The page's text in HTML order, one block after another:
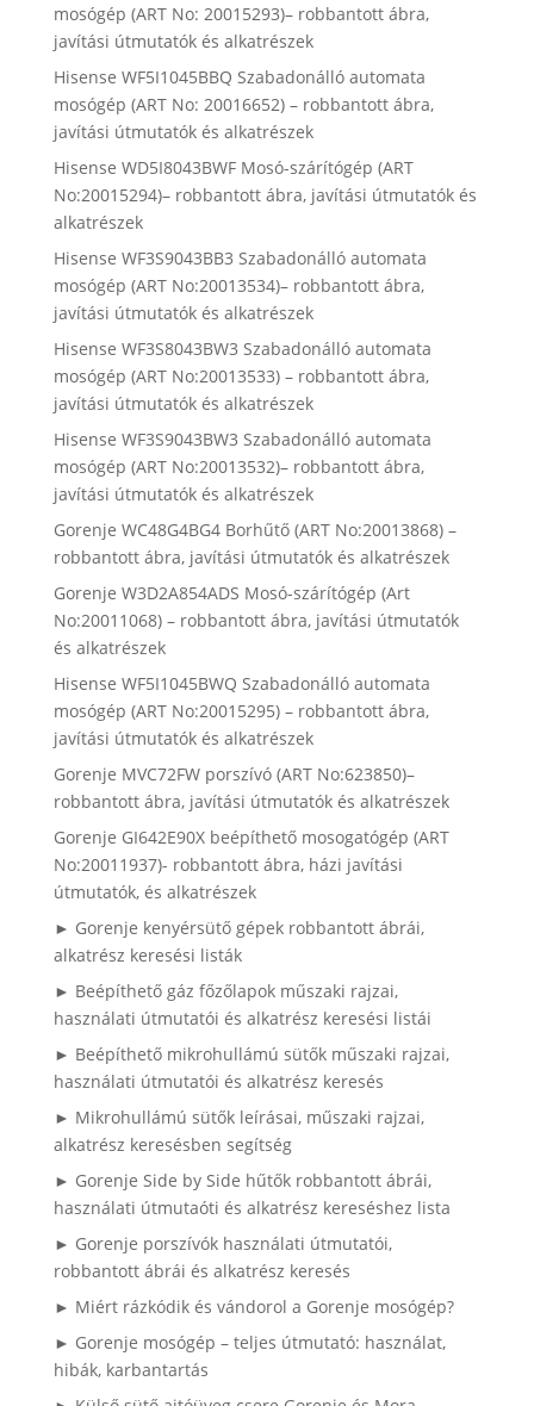
mosógép (ART No: 20015293)– robbantott ábra,
javítási útmutatók és alkatrészek
Hisense WF5I1045BBQ Szabadonálló automata
mosógép (ART No: 20016652) – robbantott ábra,
javítási útmutatók és alkatrészek
Hisense WD5I8043BWF Mosó-szárítógép (ART
No:20015294)– robbantott ábra, javítási útmutatók és
alkatrészek
Hisense WF3S9043BB3 Szabadonálló automata
mosógép (ART No:20013534)– robbantott ábra,
javítási útmutatók és alkatrészek
Hisense WF3S8043BW3 Szabadonálló automata
mosógép (ART No:20013533) – robbantott ábra,
javítási útmutatók és alkatrészek
Hisense WF3S9043BW3 Szabadonálló automata
mosógép (ART No:20013532)– robbantott ábra,
javítási útmutatók és alkatrészek
Gorenje WC48G4BG4 Borhűtő (ART No:20013868) –
robbantott ábra, javítási útmutatók és alkatrészek
Gorenje W3D2A854ADS Mosó-szárítógép (Art
No:20011068) – robbantott ábra, javítási útmutatók
és alkatrészek
Hisense WF5I1045BWQ Szabadonálló automata
mosógép (ART No:20015295) – robbantott ábra,
javítási útmutatók és alkatrészek
Gorenje MVC72FW porszívó (ART No:623850)–
robbantott ábra, javítási útmutatók és alkatrészek
Gorenje GI642E90X beépíthető mosogatógép (ART
No:20011937)- robbantott ábra, házi javítási
útmutatók, és alkatrészek
► Gorenje kenyérsütő gépek robbantott ábrái,
alkatrész keresési listák
► Beépíthető gáz főzőlapok műszaki rajzai,
használati útmutatói és alkatrész keresési listái
► Beépíthető mikrohullámú sütők műszaki rajzai,
használati útmutatói és alkatrész keresés
► Mikrohullámú sütők leírásai, műszaki rajzai,
alkatrész keresésben segítség
► Gorenje Side by Side hűtők robbantott ábrái,
használati útmutaóti és alkatrész kereséshez lista
► Gorenje porszívók használati útmutatói,
robbantott ábrái és alkatrész keresés
► Miért rázkódik és vándorol a Gorenje mosógép?
► Gorenje mosógép – teljes útmutató: használat,
hibák, karbantartás